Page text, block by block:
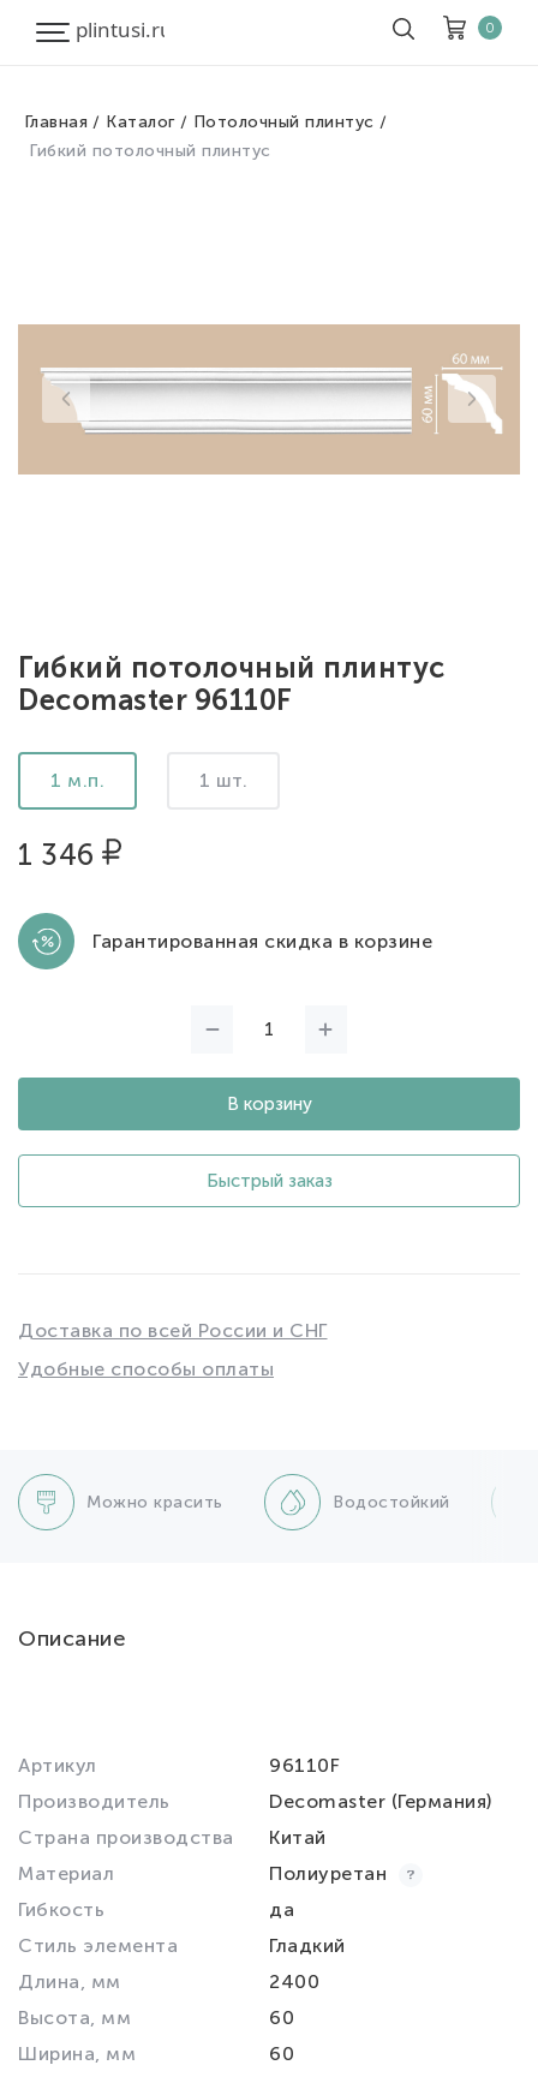
Корзина
0
Главная Каталог
Потолочный плинтус
Гибкий потолочный плинтус
Гибкий потолочный плинтус
Decomaster 96110F
1 м.п. 1 шт.
1 346
Гарантированная скидка в корзине
В корзину
Быстрый заказ
Доставка по всей России и СНГ
Удобные способы оплаты
Можно красить Водостойкий
Описание
Артикул
96110F
Производитель
Decomaster (Германия)
Страна производства
Китай
Материал
Полиуретан
Гибкость
да
Стиль элемента
Гладкий
Длина, мм
2400
Высота, мм
60
Ширина, мм
60